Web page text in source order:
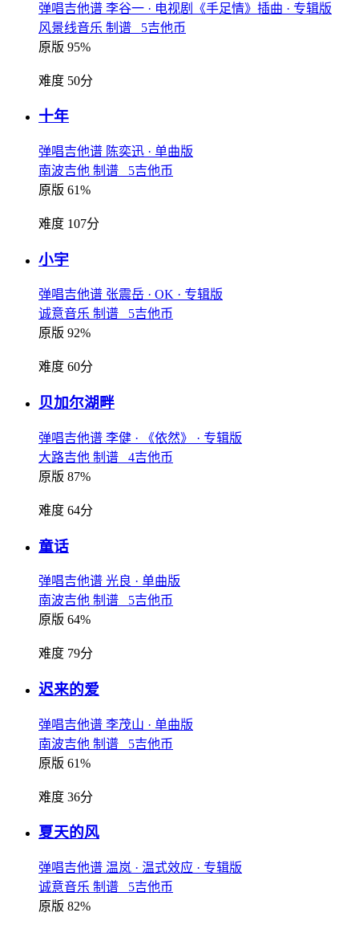
弹唱吉他谱 李谷一 · 电视剧《手足情》插曲 · 专辑版
风景线音乐 制谱 5吉他币
原版 95%
难度 50分
十年
弹唱吉他谱 陈奕迅 · 单曲版
南波吉他 制谱 5吉他币
原版 61%
难度 107分
小宇
弹唱吉他谱 张震岳 · OK · 专辑版
诚意音乐 制谱 5吉他币
原版 92%
难度 60分
贝加尔湖畔
弹唱吉他谱 李健 · 《依然》
· 专辑版
大路吉他 制谱 4吉他币
原版 87%
难度 64分
童话
弹唱吉他谱 光良 · 单曲版
南波吉他 制谱 5吉他币
原版 64%
难度 79分
迟来的爱
弹唱吉他谱 李茂山 · 单曲版
南波吉他 制谱 5吉他币
原版 61%
难度 36分
夏天的风
弹唱吉他谱 温岚 · 温式效应 · 专辑版
诚意音乐 制谱 5吉他币
原版 82%